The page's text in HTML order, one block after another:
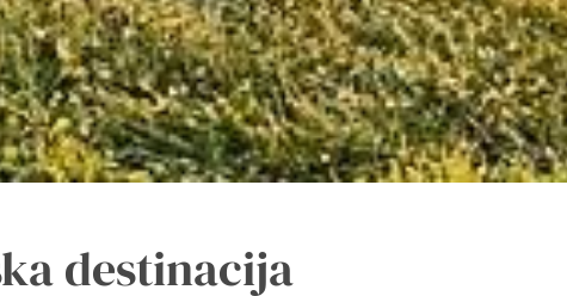
destinacija